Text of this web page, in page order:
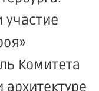
»
Комитета
архитектуре